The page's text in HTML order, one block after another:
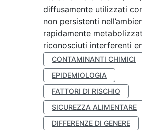
diffusamente utilizzati
non persistenti
rapidamente
riconosciuti interferenti
CONTAMINANTI CHIMICI
EPIDEMIOLOGIA
FATTORI DI RISCHIO
SICUREZZA ALIMENTARE
DIFFERENZE DI GENERE